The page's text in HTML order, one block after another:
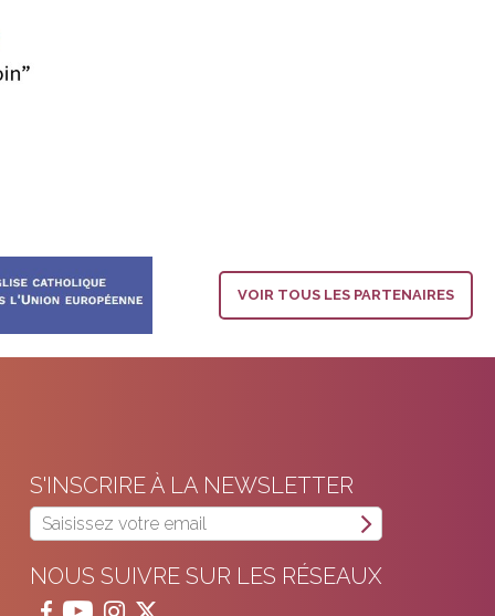
VOIR TOUS LES PARTENAIRES
S'INSCRIRE À LA NEWSLETTER
NOUS SUIVRE SUR LES RÉSEAUX
   